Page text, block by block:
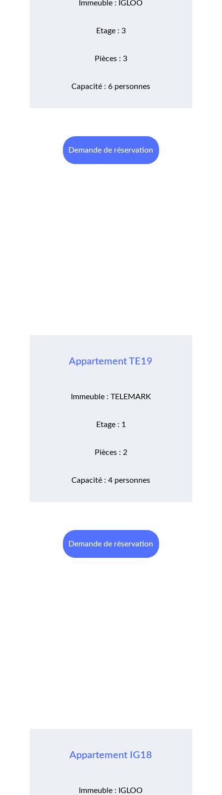
Immeuble : IGLOO
Etage : 3
Pièces : 3
Capacité : 6 personnes
Demande de réservation
Appartement TE19
Immeuble : TELEMARK
Etage : 1
Pièces : 2
Capacité : 4 personnes
Demande de réservation
Appartement IG18
Immeuble : IGLOO